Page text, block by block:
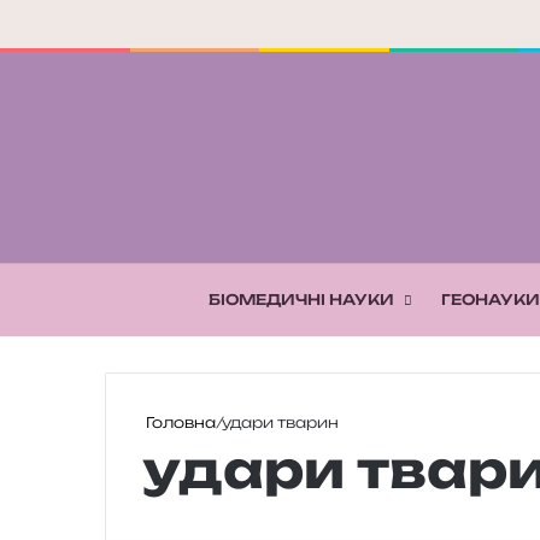
БІОМЕДИЧНІ НАУКИ ГЕОНАУКИ
Головна/удари тварин
удари